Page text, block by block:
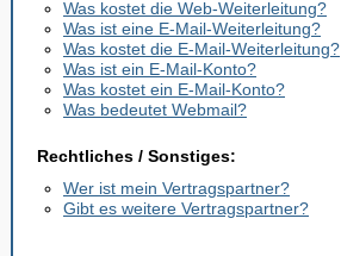
Was kostet die Web-Weiterleitung?
Was ist eine E-Mail-Weiterleitung?
Was kostet die E-Mail-Weiterleitung?
Was ist ein E-Mail-Konto?
Was kostet ein E-Mail-Konto?
Was bedeutet Webmail?
Rechtliches / Sonstiges:
Wer ist mein Vertragspartner?
Gibt es weitere Vertragspartner?